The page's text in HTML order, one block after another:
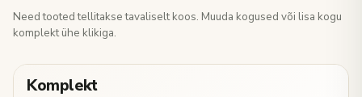
Need tooted tellitakse tavaliselt koos. Muuda kogused või lisa kogu
komplekt ühe klikiga.
Komplekt